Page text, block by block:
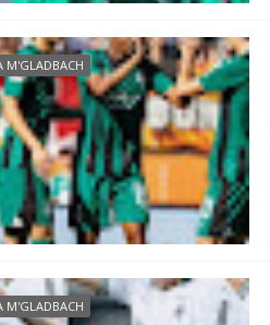
M'GLADBACH
M'GLADBACH